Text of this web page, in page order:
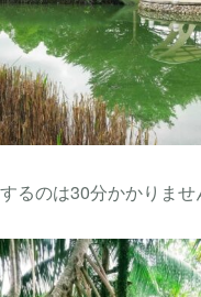
るのは30分かかりませ